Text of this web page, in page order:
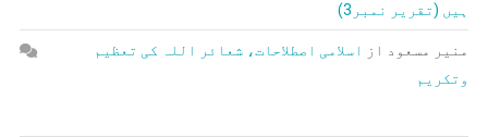
ہیں (تقریر نمبر3)
منیر مسعود از
اسلامی اصطلاحات، شعائر اللہ کی تعظیم
وتکریم